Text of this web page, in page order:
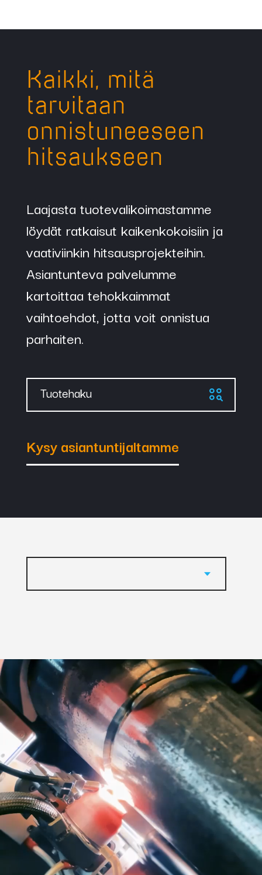
Kaikki, mitä
tarvitaan
onnistuneeseen
hitsaukseen
Laajasta tuotevalikoimastamme
löydät ratkaisut kaikenkokoisiin ja
vaativiinkin hitsausprojekteihin.
Asiantunteva palvelumme
kartoittaa tehokkaimmat
vaihtoehdot, jotta voit onnistua
parhaiten.
Tuotehaku
Kysy asiantuntijaltamme